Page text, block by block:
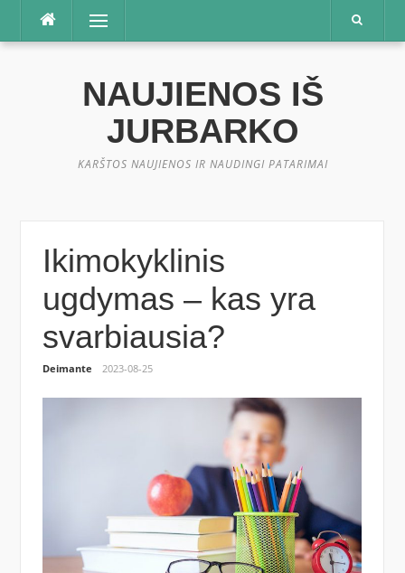
Praleisti
Meniu
NAUJIENOS IŠ
JURBARKO
KARŠTOS NAUJIENOS IR NAUDINGI PATARIMAI
Ikimokyklinis
ugdymas – kas yra
svarbiausia?
Deimante 2023-08-25